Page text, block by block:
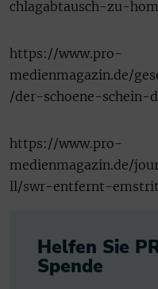
chlagabtausch-zu-
https://www.pro-
medienmagazin.de/
/der-schoene-schein-
https://www.pro-
medienmagazin.de/
ll/swr-entfernt-
Helfen Sie
Spende